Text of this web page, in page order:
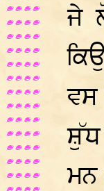
ਜੇ
ਵਸ
ਸ਼ੁੱਧ
ਮਨ